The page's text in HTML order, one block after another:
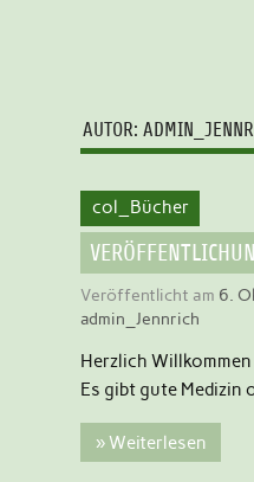
AUTOR:
col_Bücher
Veröffentlicht am 6.
admin_Jennrich
Herzlich
Es gibt gute Medizin
» Weiterlesen